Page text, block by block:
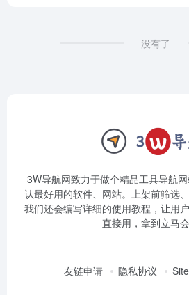
没有了
3W导航网致力于做个精品工具导航
认最好用的软件、网站。上架前筛选
我们还会编写详细的使用教程，让用
直接用，拿到立马会
友链申请 隐私协议